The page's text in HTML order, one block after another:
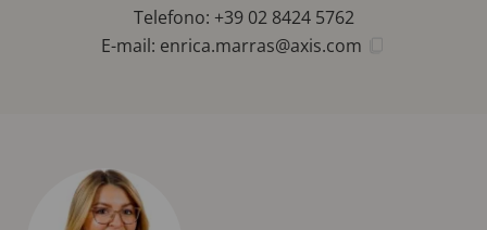
Telefono: +39 02 8424 5762
E-mail: enrica.marras@axis.com